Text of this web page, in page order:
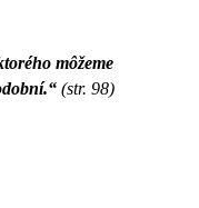
môžeme
(str. 98)